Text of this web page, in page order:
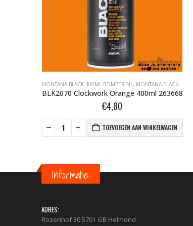
,MONTANA GRAFFITI SPUITBUSSEN
MONTANA BLACK 400ML BOMBER.NL , MONTANA BLACK BOMBER.NL
BLK2070 Clockwork Orange 400ml 263668
€4,80
TOEVOEGEN AAN WINKELWAGEN
Informatie:
ADRES:
Rozenhof 30 5701 GB Helmond